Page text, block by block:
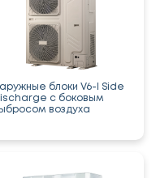
блоки V6-I Side
с боковым
воздуха